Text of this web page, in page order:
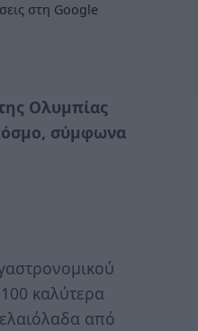
στη Google
Ολυμπίας
σύμφωνα
καλύτερα
από